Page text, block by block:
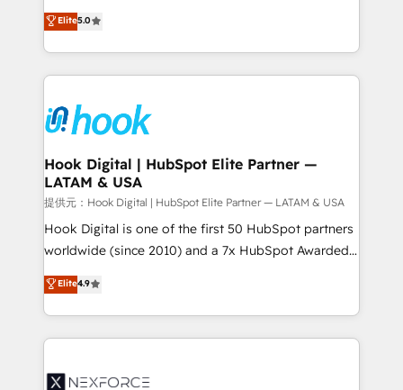
HubSpot partners 🔄 Top 5% globally in client
retention 📅 8+ years of consistent results since 2017
move beyond spreadsheets into unified systems
that drive real business results.
achieve real growth. We specialize in delivering
tailored solutions that drive results by leveraging
HubSpot’s platform and data to fuel success.
Technical Solutions: - HubSpot Technical Consulting -
Onboarding - Data Migration & Integrations -
Technical Audit & Optimization Strategic Solutions: -
Revenue Operations - Inbound Marketing -
Outbound Marketing - HubSpot CMS Website
Design & Development We empower our clients to
reach their full potential by providing transparent,
relationship-driven support. With over 300 HubSpot
technical know-how and strategic guidance you
need to succeed.
Elite5.0
Hook Digital | HubSpot Elite Partner —
LATAM & USA
提供元：Hook Digital | HubSpot Elite Partner — LATAM & USA
Hook Digital is one of the first 50 HubSpot partners
worldwide (since 2010) and a 7x HubSpot Awarded
Elite Partner. With 500+ projects across the U.S.,
Brazil, and LATAM, we combine global expertise with
regional experience. Today, we are Brazil’s largest
HubSpot Elite Partner—trusted by companies across
Implementation & Migration Onboarding across all
Elite4.9